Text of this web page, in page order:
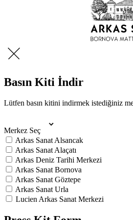
Basın Kiti İndir
Lütfen basın kitini indirmek istediğiniz
Merkez Seç
Arkas Sanat Alsancak
Arkas Sanat Alaçatı
Arkas Deniz Tarihi Merkezi
Arkas Sanat Bornova
Arkas Sanat Göztepe
Arkas Sanat Urla
Lucien Arkas Sanat Merkezi